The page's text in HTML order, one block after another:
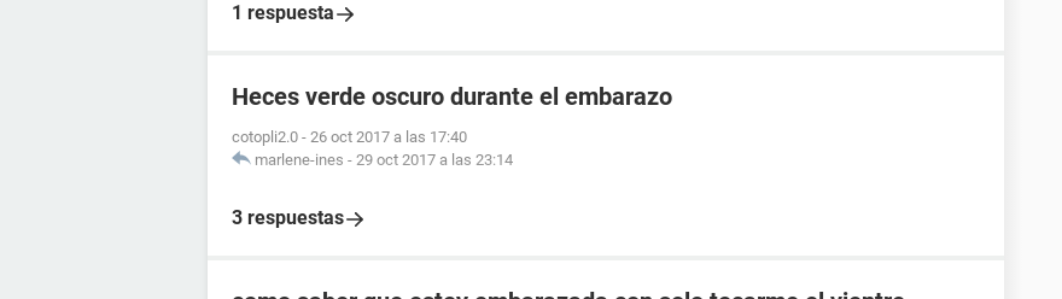
1 respuesta
Heces verde oscuro durante el embarazo
cotopli2.0 - 26 oct 2017 a las 17:40
marlene-ines - 29 oct 2017 a las 23:14
3 respuestas